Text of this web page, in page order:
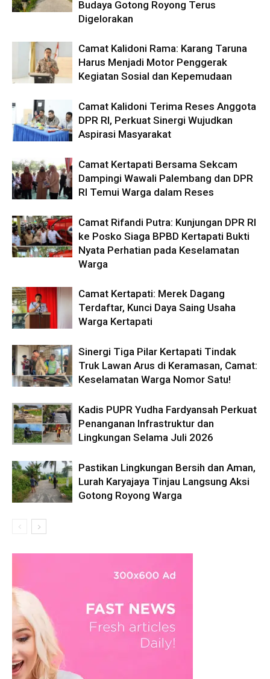
Budaya Gotong Royong Terus
Digelorakan
Camat Kalidoni Rama: Karang Taruna
Harus Menjadi Motor Penggerak
Kegiatan Sosial dan Kepemudaan
Camat Kalidoni Terima Reses Anggota
DPR RI, Perkuat Sinergi Wujudkan
Aspirasi Masyarakat
Camat Kertapati Bersama Sekcam
Dampingi Wawali Palembang dan DPR
RI Temui Warga dalam Reses
Camat Rifandi Putra: Kunjungan DPR RI
ke Posko Siaga BPBD Kertapati Bukti
Nyata Perhatian pada Keselamatan
Warga
Camat Kertapati: Merek Dagang
Terdaftar, Kunci Daya Saing Usaha
Warga Kertapati
Sinergi Tiga Pilar Kertapati Tindak
Truk Lawan Arus di Keramasan, Camat:
Keselamatan Warga Nomor Satu!
Kadis PUPR Yudha Fardyansah Perkuat
Penanganan Infrastruktur dan
Lingkungan Selama Juli 2026
Pastikan Lingkungan Bersih dan Aman,
Lurah Karyajaya Tinjau Langsung Aksi
Gotong Royong Warga